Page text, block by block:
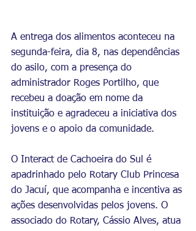
A entrega dos alimentos aconteceu na
segunda-feira, dia 8, nas dependências
do asilo, com a presença do
administrador Roges Portilho, que
recebeu a doação em nome da
instituição e agradeceu a iniciativa dos
jovens e o apoio da comunidade.
O Interact de Cachoeira do Sul é
apadrinhado pelo Rotary Club Princesa
do Jacuí, que acompanha e incentiva as
ações desenvolvidas pelos jovens. O
associado do Rotary, Cássio Alves, atua